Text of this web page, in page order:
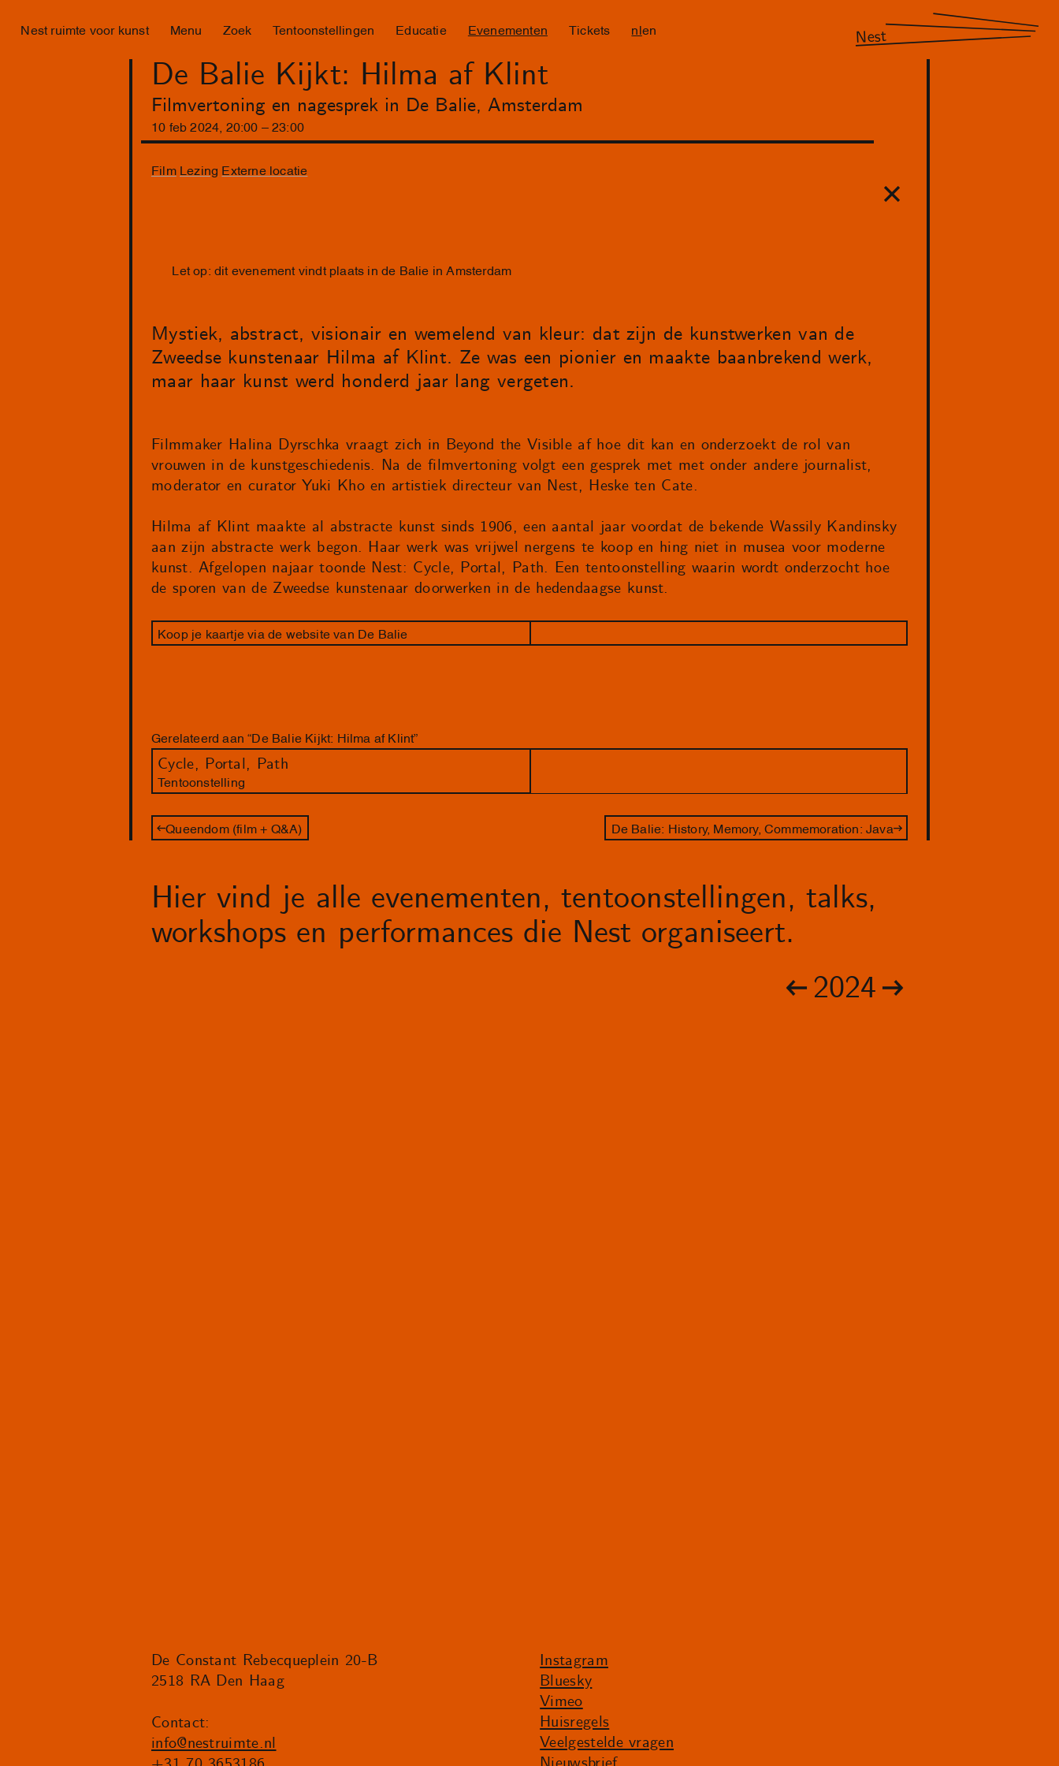
Nest ruimte voor kunst Menu Zoek Tentoonstellingen Educatie Evenementen Tickets nl en Nest
De Balie Kijkt: Hilma af Klint
Filmvertoning en nagesprek in De Balie, Amsterdam
10 feb 2024 20:00 –23 : 00
Film Lezing Externe locatie
Let op: dit evenement vindt plaats in de Balie in Amsterdam
Mystiek, abstract, visionair en wemelend van kleur: dat zijn de kunstwerken van de
Zweedse kunstenaar Hilma af Klint. Ze was een pionier en maakte baanbrekend werk,
maar haar kunst werd honderd jaar lang vergeten.
Filmmaker Halina Dyrschka vraagt zich in Beyond the Visible af hoe dit kan en onderzoekt de rol van
vrouwen in de kunstgeschiedenis. Na de filmvertoning volgt een gesprek met met onder andere journalist,
moderator en curator Yuki Kho en artistiek directeur van Nest, Heske ten Cate.
Hilma af Klint maakte al abstracte kunst sinds 1906, een aantal jaar voordat de bekende Wassily Kandinsky
aan zijn abstracte werk begon. Haar werk was vrijwel nergens te koop en hing niet in musea voor moderne
kunst. Afgelopen najaar toonde Nest: Cycle, Portal, Path. Een tentoonstelling waarin wordt onderzocht hoe
de sporen van de Zweedse kunstenaar doorwerken in de hedendaagse kunst.
Koop je kaartje via de website van De Balie
Gerelateerd aan “De Balie Kijkt: Hilma af Klint”
Cycle, Portal, Path
Tentoonstelling
Queendom (film + Q&A) De Balie: History, Memory, Commemoration: Java
Hier vind je alle evenementen, tentoonstellingen, talks,
workshops en performances die Nest organiseert.
2024
De Constant Rebecqueplein 20-B
2518 RA Den Haag
Contact:
info@nestruimte.nl
Instagram
Bluesky
Vimeo
Huisregels
Veelgestelde vragen